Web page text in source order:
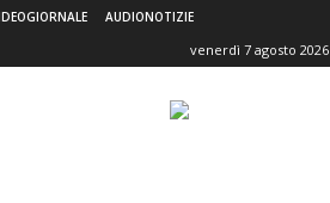
AUDIONOTIZIE
venerdì 7 agosto 2026